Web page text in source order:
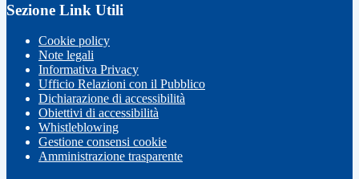
Sezione Link Utili
Cookie policy
Note legali
Informativa Privacy
Ufficio Relazioni con il Pubblico
Dichiarazione di accessibilità
Obiettivi di accessibilità
Whistleblowing
Gestione consensi cookie
Amministrazione trasparente